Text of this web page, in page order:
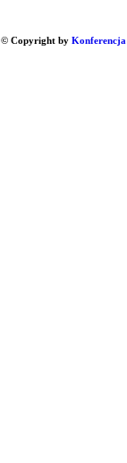
© Copyright by Konferencja